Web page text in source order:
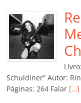
b
o
o
k
Schuldiner” Autor:
Páginas: 264 Falar […]